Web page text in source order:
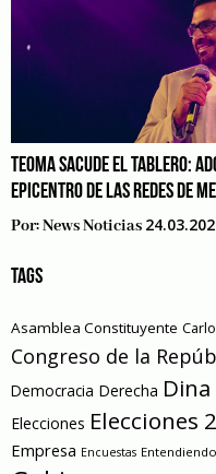
TEOMA SACUDE EL TABLERO:
EPICENTRO DE LAS REDES DE
Por:News Noticias
TAGS
Asamblea Constituyente
Congreso de la
Democracia Derecha
Elecciones Elecciones
Empresa Encuestas